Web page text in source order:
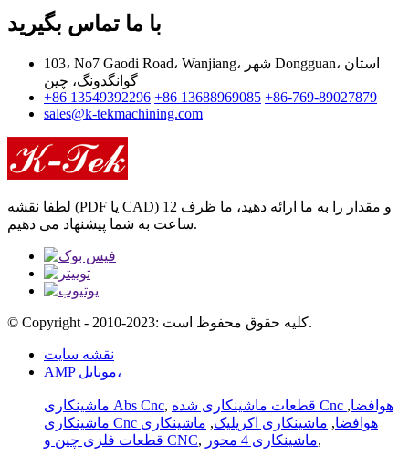
با ما تماس بگیرید
103، No7 Gaodi Road، Wanjiang، شهر Dongguan، استان
گوانگدونگ، چین
+86 13549392296 +86 13688969085 +86-769-89027879
sales@k-tekmachining.com
لطفا نقشه (PDF یا CAD) و مقدار را به ما ارائه دهید، ما ظرف 12
ساعت به شما پیشنهاد می دهیم.
© Copyright - 2010-2023: کلیه حقوق محفوظ است.
نقشه سایت
AMP موبایل،
ماشینکاری Abs Cnc, قطعات ماشینکاری شده Cnc هوافضا,
ماشینکاری Cnc هوافضا, ماشینکاری اکریلیک, ماشینکاری
قطعات فلزی چین و CNC, ماشینکاری 4 محور,